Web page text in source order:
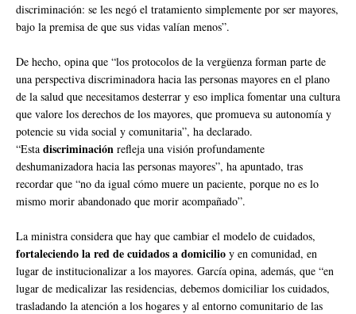
discriminación: se les negó el tratamiento simplemente por ser mayores,
bajo la premisa de que sus vidas valían menos”.
De hecho, opina que “los protocolos de la vergüenza forman parte de
una perspectiva discriminadora hacia las personas mayores en el plano
de la salud que necesitamos desterrar y eso implica fomentar una cultura
que valore los derechos de los mayores, que promueva su autonomía y
potencie su vida social y comunitaria”, ha declarado.
“Esta discriminación refleja una visión profundamente
deshumanizadora hacia las personas mayores”, ha apuntado, tras
recordar que “no da igual cómo muere un paciente, porque no es lo
mismo morir abandonado que morir acompañado”.
La ministra considera que hay que cambiar el modelo de cuidados,
fortaleciendo la red de cuidados a domicilio y en comunidad, en
lugar de institucionalizar a los mayores. García opina, además, que “en
lugar de medicalizar las residencias, debemos domiciliar los cuidados,
trasladando la atención a los hogares y al entorno comunitario de las